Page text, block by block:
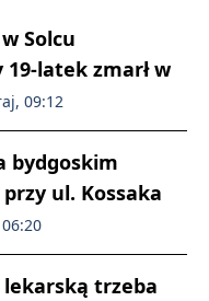
Solcu
latek zmarł w
09:12
bydgoskim
ul. Kossaka
lekarską trzeba